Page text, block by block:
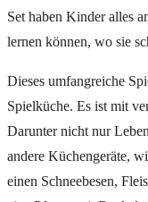
Set haben Kinder alles
lernen können, wo sie
Dieses umfangreiche
Spielküche. Es ist mit
Darunter nicht nur
andere Küchengeräte,
einen Schneebesen,